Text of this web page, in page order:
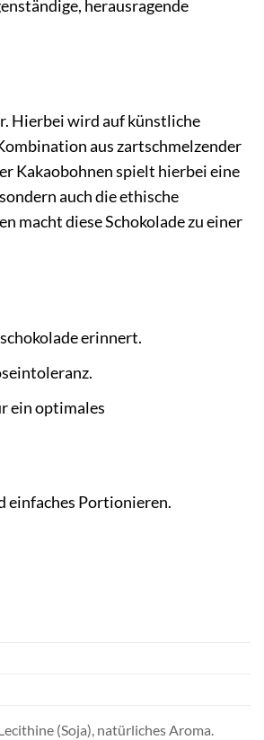
herausragende
Hierbei wird auf künstliche
aus zartschmelzender
Kakaobohnen spielt hierbei eine
auch die ethische
macht diese Schokolade zu einer
erinnert.
ein optimales
einfaches Portionieren.
(Soja), natürliches Aroma.